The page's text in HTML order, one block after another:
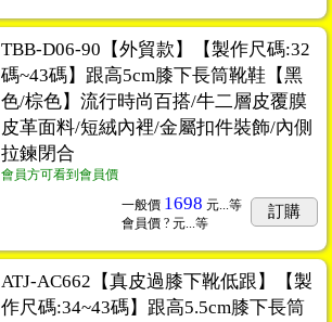
TBB-D06-90【外貿款】【製作尺碼:32
碼~43碼】跟高5cm膝下長筒靴鞋【黑
色/棕色】流行時尚百搭/牛二層皮覆膜
皮革面料/短絨內裡/金屬扣件裝飾/內側
拉鍊閉合
會員方可看到會員價
一般價 1698 元...等
會員價 ? 元...等
訂購
ATJ-AC662【真皮過膝下靴低跟】【製
作尺碼:34~43碼】跟高5.5cm膝下長筒